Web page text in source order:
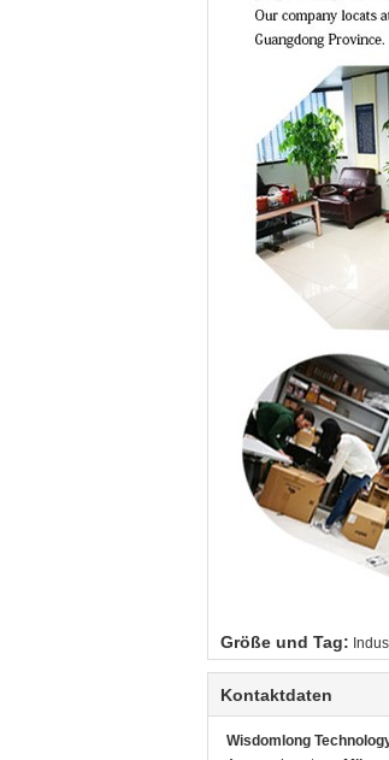
Größe und Tag:
Kontaktdaten
Wisdomlong